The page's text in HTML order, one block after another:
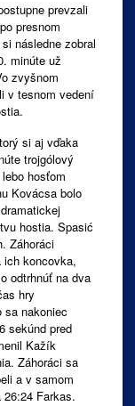
prevzali
presnom
následne zobral
minúte už
zvyšnom
v tesnom vedení
si aj vďaka
trojgólový
hosťom
Kovácsa bolo
hostia. Spasić
Záhoráci
koncovka,
odtrhnúť na dva
hry
sa nakoniec
sekúnd pred
Kažík
Záhoráci sa
a v samom
Farkas.